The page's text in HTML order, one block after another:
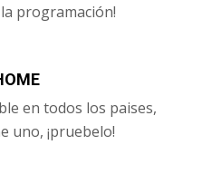
programación!
en todos los paises,
uno, ¡pruebelo!